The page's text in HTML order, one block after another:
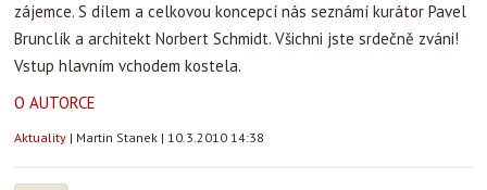
zájemce. S dílem a celkovou koncepcí nás seznámí kurátor Pavel
Brunclík a architekt Norbert Schmidt. Všichni jste srdečně zváni!
Vstup hlavním vchodem kostela.
O AUTORCE
Aktuality | Martin Stanek | 10.3.2010 14:38